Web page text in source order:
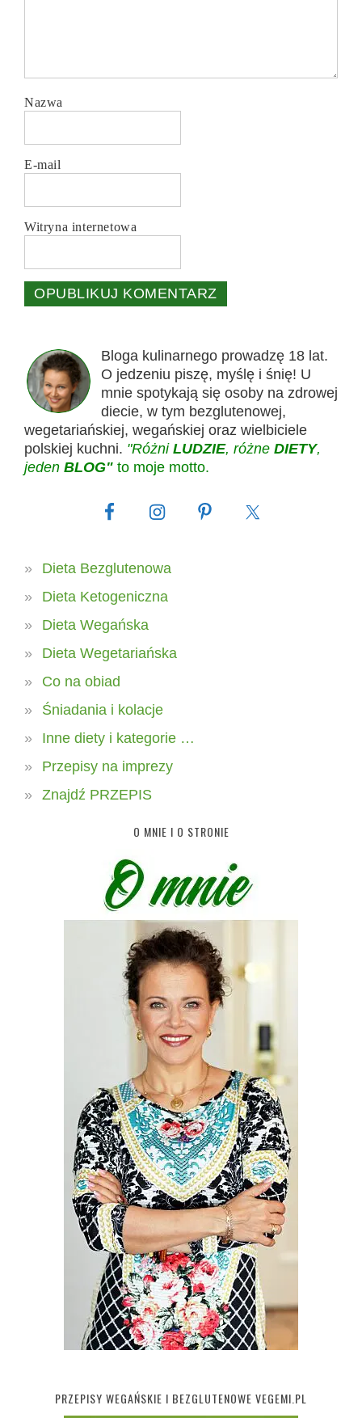
Nazwa
E-mail
Witryna internetowa
Bloga kulinarnego prowadzę 18 lat.
O jedzeniu piszę, myślę i śnię! U
mnie spotykają się osoby na zdrowej
diecie, w tym bezglutenowej,
wegetariańskiej, wegańskiej oraz wielbiciele
polskiej kuchni. "Różni LUDZIE, różne DIETY,
jeden BLOG" to moje motto.
Dieta Bezglutenowa
Dieta Ketogeniczna
Dieta Wegańska
Dieta Wegetariańska
Co na obiad
Śniadania i kolacje
Inne diety i kategorie …
Przepisy na imprezy
Znajdź PRZEPIS
O MNIE I O STRONIE
PRZEPISY WEGAŃSKIE I BEZGLUTENOWE VEGEMI.PL